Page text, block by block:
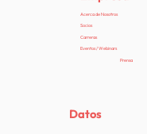
Acerca de Nosotros
Socios
Carreras
Eventos / Webinars
Prensa
Datos